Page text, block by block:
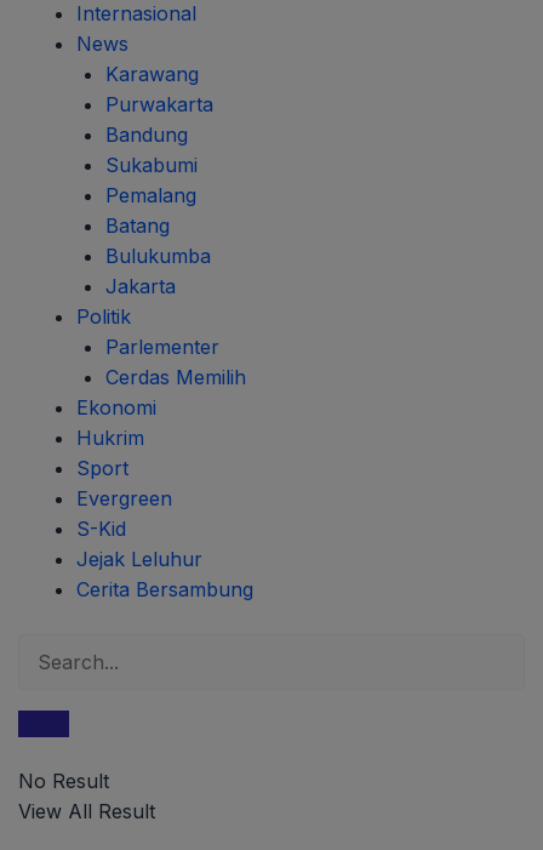
Internasional
News
Karawang
Purwakarta
Bandung
Sukabumi
Pemalang
Batang
Bulukumba
Jakarta
Politik
Parlementer
Cerdas Memilih
Ekonomi
Hukrim
Sport
Evergreen
S-Kid
Jejak Leluhur
Cerita Bersambung
No Result
View All Result